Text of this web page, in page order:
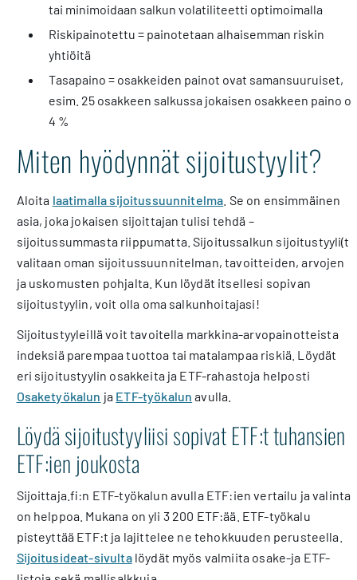
tai minimoidaan salkun volatiliteetti optimoimalla
Riskipainotettu = painotetaan alhaisemman riskin
yhtiöitä
Tasapaino = osakkeiden painot ovat samansuuruiset,
esim. 25 osakkeen salkussa jokaisen osakkeen paino
4 %
Miten hyödynnät sijoitustyylit?
Aloita laatimalla sijoitussuunnitelma . Se on ensimmäinen
asia, joka jokaisen sijoittajan tulisi tehdä –
sijoitussummasta riippumatta. Sijoitussalkun sijoitustyyli(t)
valitaan oman sijoitussuunnitelman, tavoitteiden, arvojen
ja uskomusten pohjalta. Kun löydät itsellesi sopivan
sijoitustyylin, voit olla oma salkunhoitajasi!
Sijoitustyyleillä voit tavoitella markkina-arvopainotteista
indeksiä parempaa tuottoa tai matalampaa riskiä. Löydät
eri sijoitustyylin osakkeita ja ETF-rahastoja helposti
Osaketyökalun ja ETF-työkalun avulla.
Löydä sijoitustyyliisi sopivat ETF:t tuhansien
ETF:ien joukosta
Sijoittaja.fi:n ETF-työkalun avulla ETF:ien vertailu ja valinta
on helppoa. Mukana on yli 3 200 ETF:ää. ETF-työkalu
pisteyttää ETF:t ja lajittelee ne tehokkuuden perusteella.
Sijoitusideat-sivultalöydät myös valmiita osake-ja ETF-